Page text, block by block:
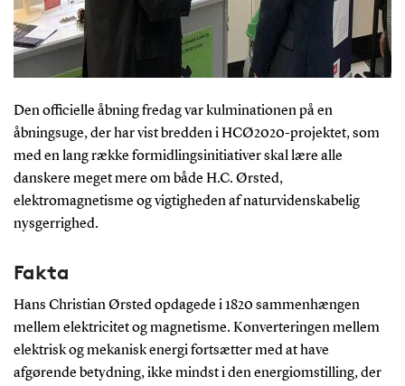
Den officielle åbning fredag var kulminationen på en
åbningsuge, der har vist bredden i HCØ2020-projektet, som
med en lang række formidlingsinitiativer skal lære alle
danskere meget mere om både H.C. Ørsted,
elektromagnetisme og vigtigheden af naturvidenskabelig
nysgerrighed.
Fakta
Hans Christian Ørsted opdagede i 1820 sammenhængen
mellem elektricitet og magnetisme. Konverteringen mellem
elektrisk og mekanisk energi fortsætter med at have
afgørende betydning, ikke mindst i den energiomstilling, der